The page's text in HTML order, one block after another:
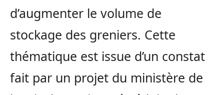
d’augmenter le volume de
stockage des greniers. Cette
thématique est issue d’un constat
fait par un projet du ministère de